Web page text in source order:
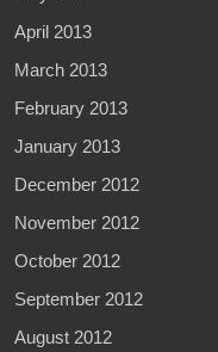
April 2013
March 2013
February 2013
January 2013
December 2012
November 2012
October 2012
September 2012
August 2012